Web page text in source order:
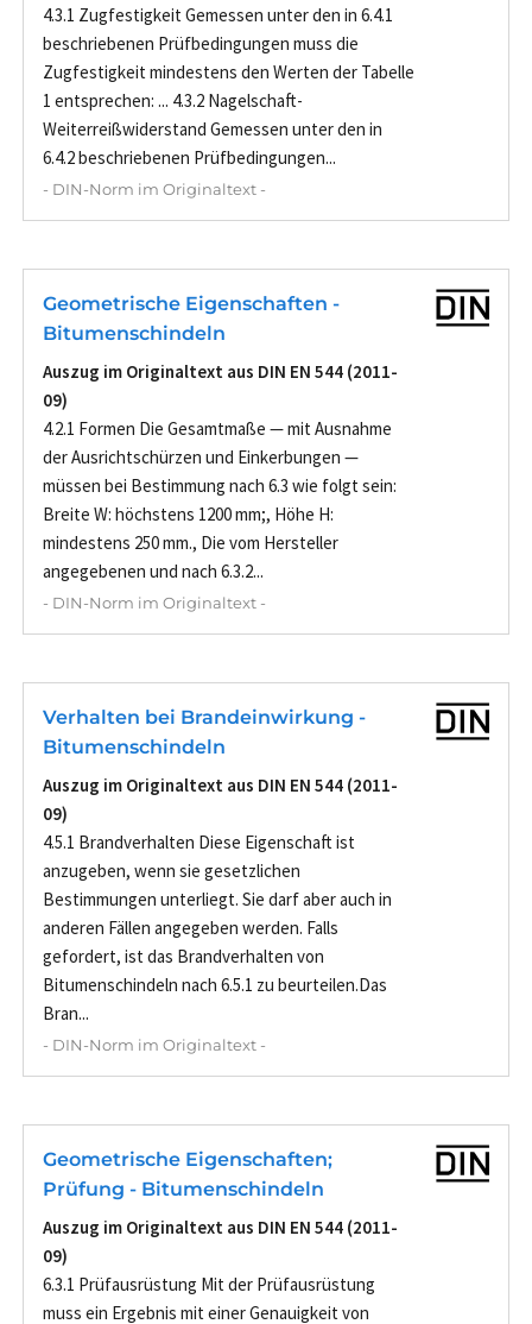
4.3.1 Zugfestigkeit Gemessen unter den in 6.4.1
beschriebenen Prüfbedingungen muss die
Zugfestigkeit mindestens den Werten der Tabelle
1 entsprechen: ... 4.3.2 Nagelschaft-
Weiterreißwiderstand Gemessen unter den in
6.4.2 beschriebenen Prüfbedingungen...
- DIN-Norm im Originaltext -
Geometrische Eigenschaften -
Bitumenschindeln
Auszug im Originaltext aus DIN EN 544 (2011-
09)
4.2.1 Formen Die Gesamtmaße — mit Ausnahme
der Ausrichtschürzen und Einkerbungen —
müssen bei Bestimmung nach 6.3 wie folgt sein:
Breite W: höchstens 1200 mm;, Höhe H:
mindestens 250 mm., Die vom Hersteller
angegebenen und nach 6.3.2...
- DIN-Norm im Originaltext -
Verhalten bei Brandeinwirkung -
Bitumenschindeln
Auszug im Originaltext aus DIN EN 544 (2011-
09)
4.5.1 Brandverhalten Diese Eigenschaft ist
anzugeben, wenn sie gesetzlichen
Bestimmungen unterliegt. Sie darf aber auch in
anderen Fällen angegeben werden. Falls
gefordert, ist das Brandverhalten von
Bitumenschindeln nach 6.5.1 zu beurteilen.Das
Bran...
- DIN-Norm im Originaltext -
Geometrische Eigenschaften;
Prüfung - Bitumenschindeln
Auszug im Originaltext aus DIN EN 544 (2011-
09)
6.3.1 Prüfausrüstung Mit der Prüfausrüstung
muss ein Ergebnis mit einer Genauigkeit von